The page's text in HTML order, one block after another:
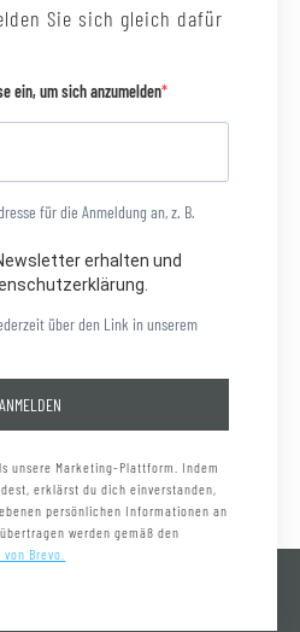
Sie sich gleich dafür
ein, um sich anzumelden
für die Anmeldung an, z. B.
erhalten und
über den Link in unserem
ANMELDEN
unsere Marketing-Plattform. Indem
erklärst du dich einverstanden,
persönlichen Informationen an
werden gemäß den
Brevo.